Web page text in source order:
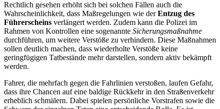
Rechtlich gesehen erhöht sich bei solchen Fällen auch die
Wahrscheinlichkeit, dass Maßregelungen wie derEntzug des
Führerscheins verlängert werden. Zudem kann die Polizei im
Rahmen von Kontrollen eine sogenannte Sicherungsmaßnahme
durchführen, um weitere Verstöße zu verhindern. Diese Maßnahmen
sollen deutlich machen, dass wiederholte Verstöße keine
geringfügigen Tatbestände mehr darstellen, sondern aktiv bekämpft
werden.
Fahrer, die mehrfach gegen die Fahrlinien verstoßen, laufen Gefahr,
dass ihre Chancen auf eine baldige Rückkehr in den Straßenverkehr
erheblich schmälern. Dabei spielen persönliche Vorstrafen sowie die